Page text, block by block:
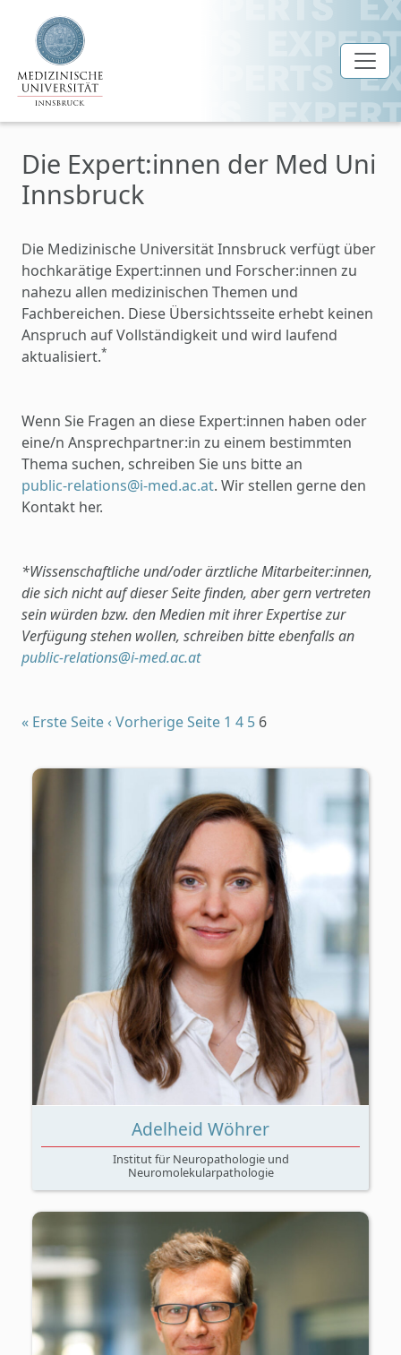
Zum Hauptinhalt springen
Die Expert:innen der Med Uni
Innsbruck
Die Medizinische Universität Innsbruck verfügt über
hochkarätige Expert:innen und Forscher:innen zu
nahezu allen medizinischen Themen und
Fachbereichen. Diese Übersichtsseite erhebt keinen
Anspruch auf Vollständigkeit und wird laufend
aktualisiert.*
Wenn Sie Fragen an diese Expert:innen haben oder
eine/n Ansprechpartner:in zu einem bestimmten
Thema suchen, schreiben Sie uns bitte an
public-relations@i-med.ac.at. Wir stellen gerne den
Kontakt her.
*Wissenschaftliche und/oder ärztliche Mitarbeiter:innen,
die sich nicht auf dieser Seite finden, aber gern vertreten
sein würden bzw. den Medien mit ihrer Expertise zur
Verfügung stehen wollen, schreiben bitte ebenfalls an
public-relations@i-med.ac.at
« Erste Seite‹ Vorherige Seite 1 4 5 6
Adelheid Wöhrer
Institut für Neuropathologie und
Neuromolekularpathologie